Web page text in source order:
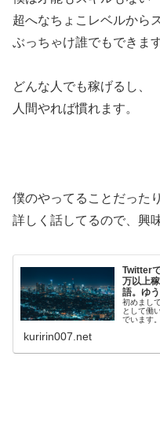
超へなちょこレベルから
ぶっちゃけ誰でもできます
どんな人でも稼げるし、
人間やれば慣れます。
僕のやってることだった
詳しく話してるので、興
Twitter
万以上
語。ゆ
初めまし
として働
でいます
kuririn007.net